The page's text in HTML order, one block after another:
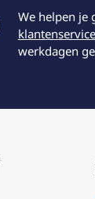
We helpen je
klantenservice
werkdagen